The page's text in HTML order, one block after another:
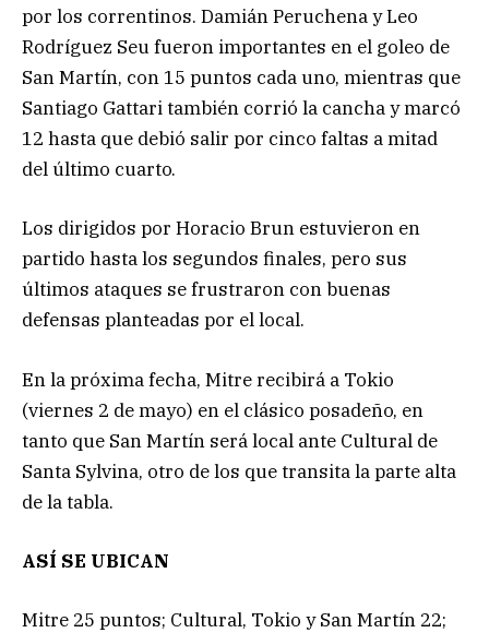
por los correntinos. Damián Peruchena y Leo
Rodríguez Seu fueron importantes en el goleo de
San Martín, con 15 puntos cada uno, mientras que
Santiago Gattari también corrió la cancha y marcó
12 hasta que debió salir por cinco faltas a mitad
del último cuarto.
Los dirigidos por Horacio Brun estuvieron en
partido hasta los segundos finales, pero sus
últimos ataques se frustraron con buenas
defensas planteadas por el local.
En la próxima fecha, Mitre recibirá a Tokio
(viernes 2 de mayo) en el clásico posadeño, en
tanto que San Martín será local ante Cultural de
Santa Sylvina, otro de los que transita la parte alta
de la tabla.
ASÍ SE UBICAN
Mitre 25 puntos; Cultural, Tokio y San Martín 22;